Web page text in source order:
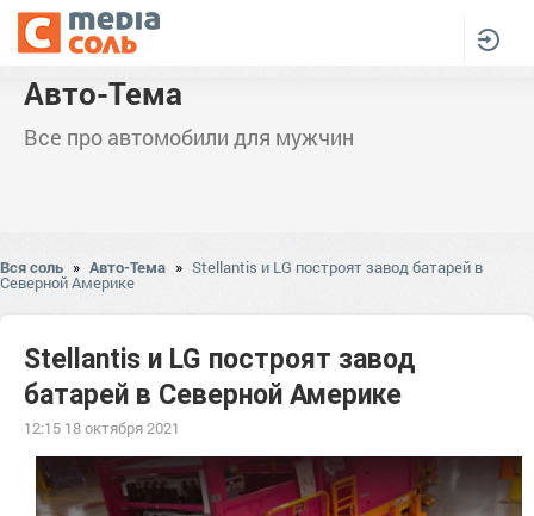
Авто-Тема
Все про автомобили для мужчин
Вся соль » Авто-Тема » Stellantis и LG построят завод батарей в
Северной Америке
Stellantis и LG построят завод
батарей в Северной Америке
12:15 18 октября 2021